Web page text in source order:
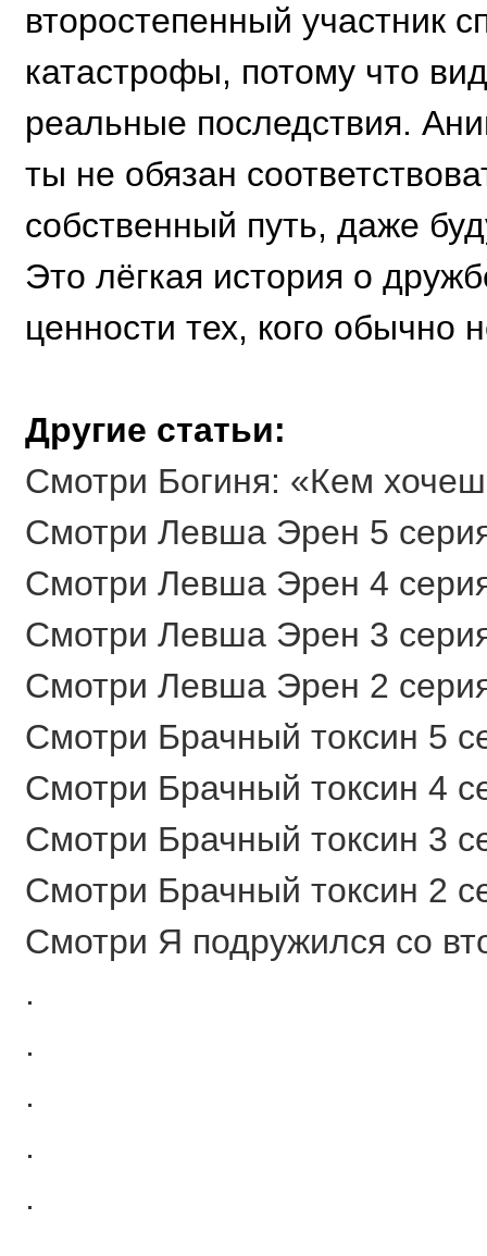
второстепенный участник
катастрофы, потому что
реальные последствия.
ты не обязан
собственный путь, даже
Это лёгкая история о
ценности тех, кого обычно
Другие статьи:
Смотри Богиня: «Кем
Смотри Левша Эрен 5
Смотри Левша Эрен 4
Смотри Левша Эрен 3
Смотри Левша Эрен 2
Смотри Брачный токсин 5
Смотри Брачный токсин 4
Смотри Брачный токсин 3
Смотри Брачный токсин 2
Смотри Я подружился со
.
.
.
.
.